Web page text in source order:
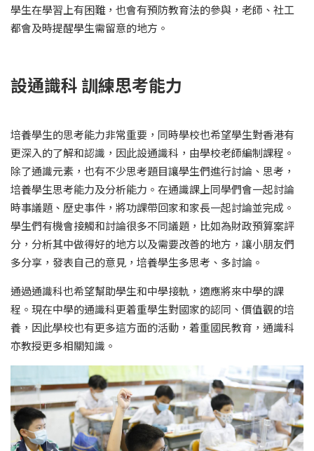
學生在學習上有困難，也會有預防教育法的參與，老師、社工
都會及時提醒學生需留意的地方。
設通識科 訓練思考能力
培養學生的思考能力非常重要，同時學校也希望學生對香港有
更深入的了解和認識，因此設通識科，由學校老師編制課程。
除了通識元素，也有不少思考題目讓學生們進行討論、思考，
培養學生思考能力及分析能力。在通識課上同學們會一起討論
時事議題、歷史事件，將功課帶回家和家長一起討論並完成。
學生們有機會接觸和討論很多不同議題，比如為財政預算案評
分，分析其中做得好的地方以及需要改善的地方，讓小朋友們
多分享，發表自己的意見，培養學生多思考、多討論。
通過通識科也希望幫助學生和中學接軌，適應將來中學的課
程。現在中學的通識科更着重學生對國家的認同、價值觀的培
養，因此學校也有更多這方面的活動，着重國民教育，通識科
亦教授更多相關知識。